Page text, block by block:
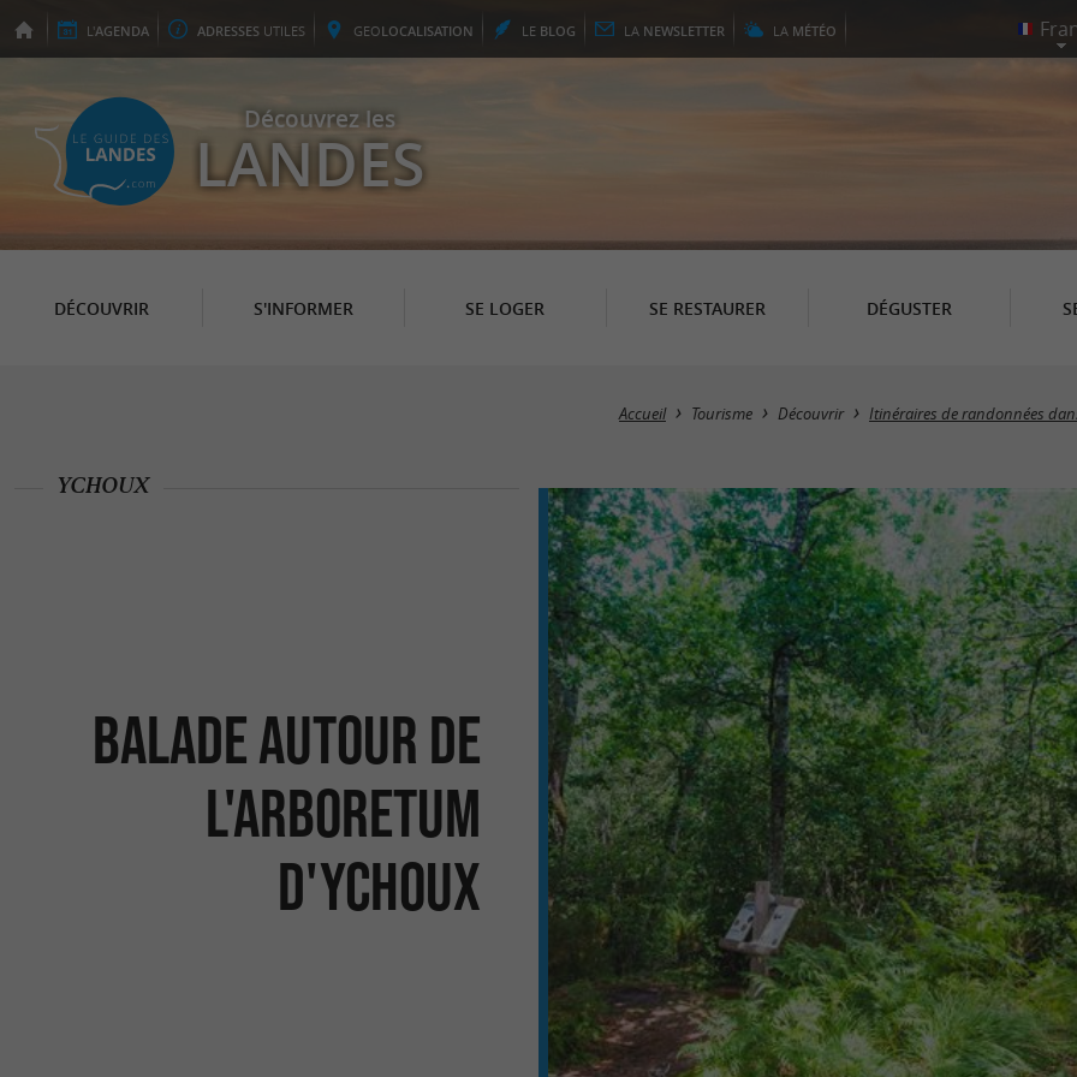
L'AGENDA ADRESSES UTILES GEOLOCALISATION LE BLOG LA NEWSLETTER LA MÉTÉO
Découvrez les
LANDES
DÉCOUVRIR S'INFORMER SE LOGER SE RESTAURER DÉGUSTER
Accueil Tourisme Découvrir Itinéraires de randonnées
Balade autour de
l'Arboretum
d'Ychoux
YCHOUX